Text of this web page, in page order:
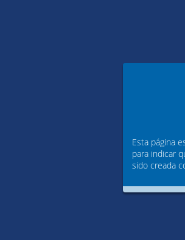
Esta página
para indicar
sido creada